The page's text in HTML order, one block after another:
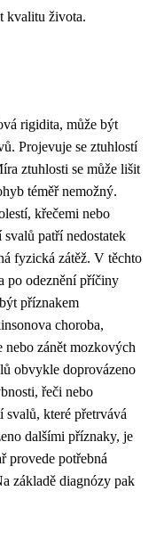
kvalitu života.
rigidita, může být
Projevuje se ztuhlostí
ztuhlosti se může lišit
téměř nemožný.
křečemi nebo
patří nedostatek
fyzická zátěž. V těchto
po odeznění příčiny
příznakem
choroba,
nebo zánět mozkových
obvykle doprovázeno
řeči nebo
které přetrvává
dalšími příznaky, je
provede potřebná
základě diagnózy pak